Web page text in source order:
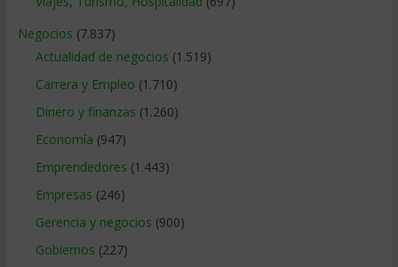
Negocios (7.837)
Actualidad de negocios (1.519)
Carrera y Empleo (1.710)
Dinero y finanzas (1.260)
Economía (947)
Emprendedores (1.443)
Empresas (246)
Gerencia y negocios (900)
Gobiernos (227)